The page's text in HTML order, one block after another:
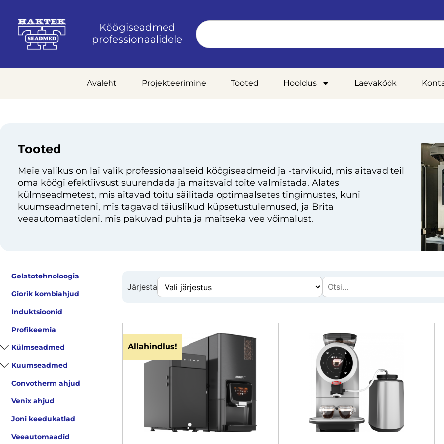
Köögiseadmed
professionaalidele
Avaleht Projekteerimine Tooted Hooldus Laevaköök
Tooted
Meie valikus on lai valik professionaalseid köögiseadmeid ja -tarvikuid, mis aitavad teil
oma köögi efektiivsust suurendada ja maitsvaid toite valmistada. Alates
külmseadmetest, mis aitavad toitu säilitada optimaalsetes tingimustes, kuni
kuumseadmeteni, mis tagavad täiuslikud küpsetustulemused, ja Brita
veeautomaatideni, mis pakuvad puhta ja maitseka vee võimalust.
Gelatotehnoloogia
Giorik kombiahjud
Induktsioonid
Profikeemia
Külmseadmed
Kuumseadmed
Convotherm ahjud
Venix ahjud
Joni keedukatlad
Veeautomaadid
Järjesta
Allahindlus!